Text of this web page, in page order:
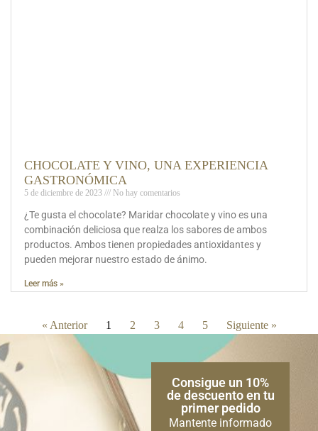
CHOCOLATE Y VINO, UNA EXPERIENCIA
GASTRONÓMICA
5 de diciembre de 2023 No hay comentarios
¿Te gusta el chocolate? Maridar chocolate y vino es una
combinación deliciosa que realza los sabores de ambos
productos. Ambos tienen propiedades antioxidantes y
pueden mejorar nuestro estado de ánimo.
Leer más »
« Anterior 1 2 3 4 5 Siguiente »
Consigue un 10%
de descuento en tu
primer pedido
Mantente informado